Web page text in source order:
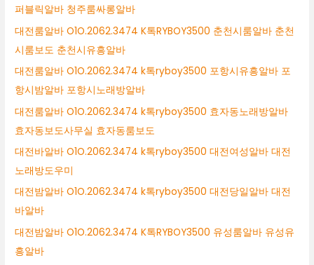
퍼블릭알바 청주룸싸롱알바
대전룸알바 O1O.2062.3474 K톡RYBOY3500 춘천시룸알바 춘천
시룸보도 춘천시유흥알바
대전룸알바 O1O.2062.3474 k톡ryboy3500 포항시유흥알바 포
항시밤알바 포항시노래방알바
대전룸알바 O1O.2062.3474 k톡ryboy3500 효자동노래방알바
효자동보도사무실 효자동룸보도
대전바알바 O1O.2062.3474 k톡ryboy3500 대전여성알바 대전
노래방도우미
대전밤알바 O1O.2062.3474 k톡ryboy3500 대전당일알바 대전
바알바
대전밤알바 O1O.2062.3474 K톡RYBOY3500 유성룸알바 유성유
흥알바